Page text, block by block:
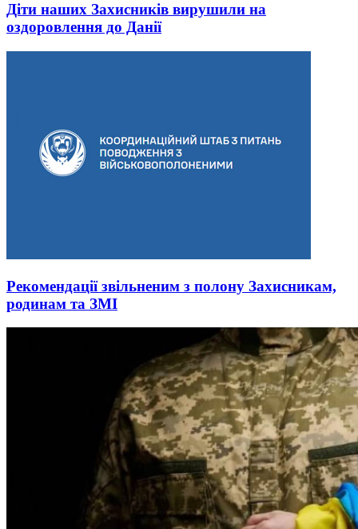
Діти наших Захисників вирушили на
оздоровлення до Данії
Рекомендації звільненим з полону Захисникам,
родинам та ЗМІ